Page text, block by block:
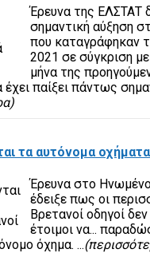
Έρευνα της ΕΛΣΤΑΤ
σημαντική αύξηση
που καταγράφηκαν
2021 σε σύγκριση με
μήνα της
παίξει πάντως
τα αυτόνομα
Έρευνα στο
έδειξε πως οι
Βρετανοί οδηγοί
έτοιμοι να...
όχημα. ...